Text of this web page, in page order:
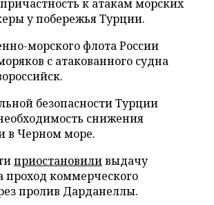
к атакам морских
у побережья Турции.
морского флота России
с атакованного судна
безопасности Турции
снижения
в Черном море.
приостановиливыдачу
коммерческого
пролив Дарданеллы.